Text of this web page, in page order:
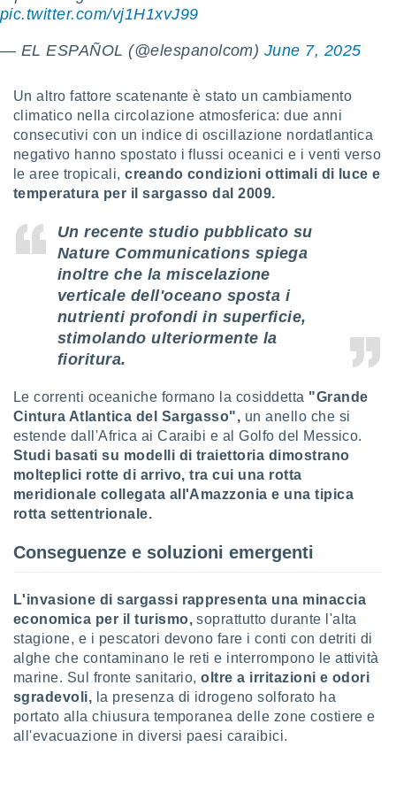
su
e
di
dati
sulla
al quale
Per
cookie
sito
su
e/o
dati
la
della
creare
pic.twitter.com/vj1H1xvJ99
— EL ESPAÑOL (@elespanolcom) June 7, 2025
Un altro fattore scatenante è stato un cambiamento
climatico nella circolazione atmosferica: due anni
consecutivi con un indice di oscillazione nordatlantica
negativo hanno spostato i flussi oceanici e i venti verso
le aree tropicali,creando condizioni ottimali di luce e
temperatura per il sargasso dal 2009.
Un recente studio pubblicato su
Nature Communications spiega
inoltre che la miscelazione
verticale dell'oceano sposta i
nutrienti profondi in superficie,
stimolando ulteriormente la
fioritura.
Le correnti oceaniche formano la cosiddetta "Grande
Cintura Atlantica del Sargasso", un anello che si
estende dall'Africa ai Caraibi e al Golfo del Messico.
Studi basati su modelli di traiettoria dimostrano
molteplici rotte di arrivo, tra cui una rotta
meridionale collegata all'Amazzonia e una tipica
rotta settentrionale.
Conseguenze e soluzioni emergenti
L'invasione di sargassi rappresenta una minaccia
economica per il turismo,soprattutto durante l'alta
stagione, e i pescatori devono fare i conti con detriti di
alghe che contaminano le reti e interrompono le attività
marine. Sul fronte sanitario,oltre a irritazioni e odori
sgradevoli, la presenza di idrogeno solforato ha
portato alla chiusura temporanea delle zone costiere e
all'evacuazione in diversi paesi caraibici.